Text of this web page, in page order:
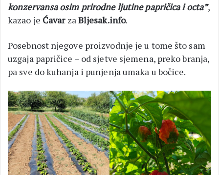
konzervansa osim prirodne ljutine papričica i octa”,
kazao je Ćavarza Bljesak.info.
Posebnost njegove proizvodnje je u tome što sam
uzgaja papričice – od sjetve sjemena, preko branja,
pa sve do kuhanja i punjenja umaka u bočice.